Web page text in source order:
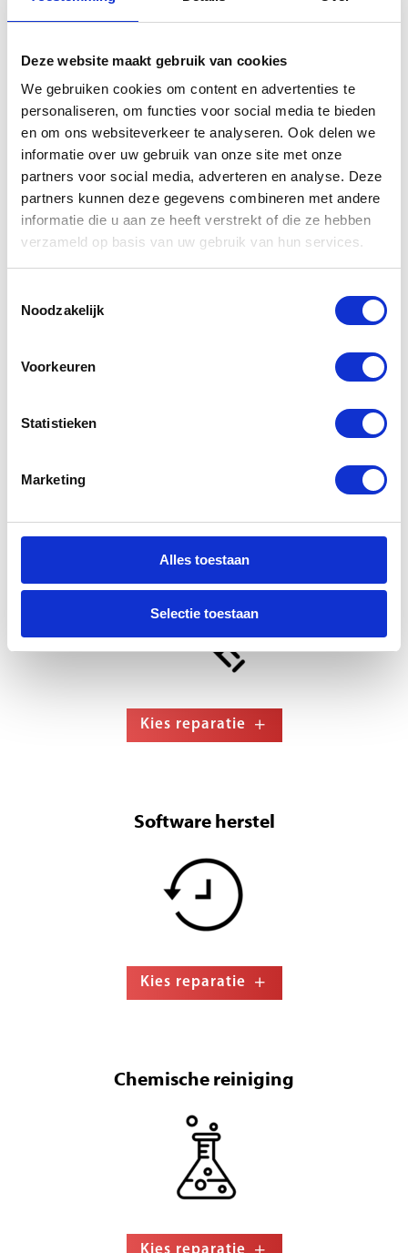
Deze website maakt gebruik van cookies
We gebruiken cookies om content en advertenties te
personaliseren, om functies voor social media te bieden
en om ons websiteverkeer te analyseren. Ook delen we
informatie over uw gebruik van onze site met onze
partners voor social media, adverteren en analyse. Deze
partners kunnen deze gegevens combineren met andere
informatie die u aan ze heeft verstrekt of die ze hebben
verzameld op basis van uw gebruik van hun services.
Noodzakelijk
Voorkeuren
Statistieken
Marketing
Alles toestaan
Selectie toestaan
Kies reparatie
SSD Solid State Disk
1000 GB
Diagnose (vervalt bij
reparatie)
Kies reparatie
Software herstel
Kies reparatie
Chemische reiniging